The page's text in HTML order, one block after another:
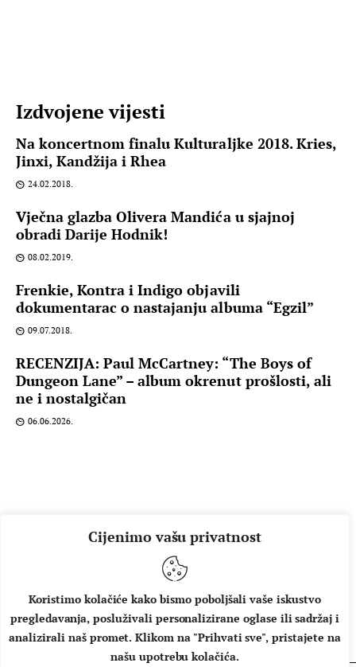
Cijenimo vašu privatnost
Koristimo kolačiće kako bismo poboljšali vaše iskustvo
pregledavanja, posluživali personalizirane oglase ili sadržaj i
analizirali naš promet. Klikom na "Prihvati sve", pristajete na
našu upotrebu kolačića.
Izdvojene vijesti
Na koncertnom finalu Kulturaljke 2018. Kries,
Jinxi, Kandžija i Rhea
24.02.2018.
Vječna glazba Olivera Mandića u sjajnoj
obradi Darije Hodnik!
08.02.2019.
Frenkie, Kontra i Indigo objavili
dokumentarac o nastajanju albuma “Egzil”
09.07.2018.
RECENZIJA: Paul McCartney: “The Boys of
Dungeon Lane” – album okrenut prošlosti, ali
ne i nostalgičan
06.06.2026.
O NAMA IMPRESSUM UVJETI KORIŠTENJA